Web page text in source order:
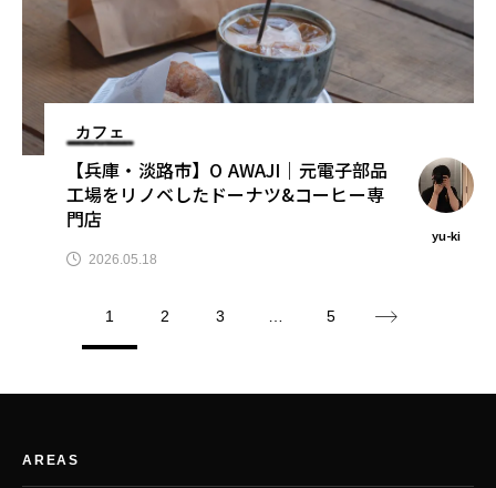
カフェ
【兵庫・淡路市】O AWAJI｜元電子部品
工場をリノベしたドーナツ&コーヒー専
門店
yu-ki
2026.05.18
1 2 3 5
AREAS